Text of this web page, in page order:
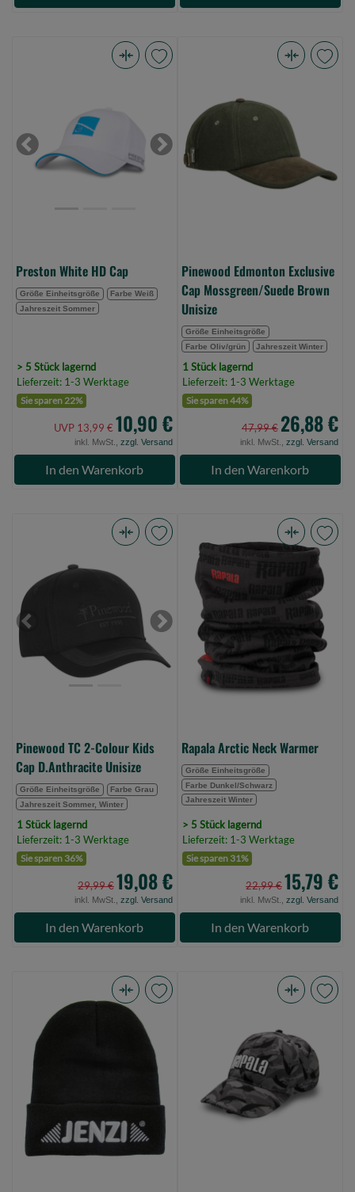
Cap
(BildPrevious Next
Preston White HD Cap
Größe Einheitsgröße
Farbe Weiß
Jahreszeit Sommer
> 5 Stück lagernd
Lieferzeit: 1-3 Werktage
Sie sparen 22%
UVP 13,99 € 10,90 €
inkl. MwSt., zzgl. Versand
In den Warenkorb
Exclusive
Cap
Mossgreen/Suede
Brown
Pinewood Edmonton Exclusive
Cap Mossgreen/Suede Brown
Unisize
Größe Einheitsgröße
Farbe Oliv/grün
Jahreszeit Winter
1 Stück lagernd
Lieferzeit: 1-3 Werktage
Sie sparen 44%
47,99 € 26,88 €
inkl. MwSt., zzgl. Versand
In den Warenkorb
Colour
Kids
Cap
D.Anthracite
Previous Next
Pinewood TC 2-Colour Kids
Cap D.Anthracite Unisize
Größe Einheitsgröße
Farbe Grau
Jahreszeit Sommer, Winter
1 Stück lagernd
Lieferzeit: 1-3 Werktage
Sie sparen 36%
29,99 €19,08 €
inkl. MwSt., zzgl. Versand
In den Warenkorb
Rapala
Arctic
Neck
Warmer
(Bild
Rapala Arctic Neck Warmer
Größe Einheitsgröße
Farbe Dunkel/Schwarz
Jahreszeit Winter
> 5 Stück lagernd
Lieferzeit: 1-3 Werktage
Sie sparen 31%
22,99 €15,79 €
inkl. MwSt., zzgl. Versand
In den Warenkorb
Beanie
Wintermütze,
Black
(Bild
(Bild